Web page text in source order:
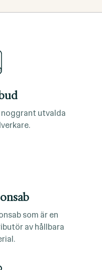
utvalda
som är en
av hållbara